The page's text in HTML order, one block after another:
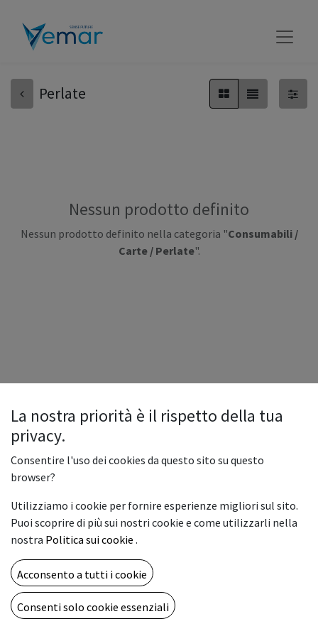
Perlate
Nessun prodotto definito
Nessun prodotto definito nella categoria "Consumabili /
Carte / Perlate".
Copyright © Vemar sas
La nostra priorità è il rispetto della tua
privacy.
Consentire l'uso dei cookies da questo sito su questo
browser?
Utilizziamo i cookie per fornire esperienze migliori sul sito.
Puoi scoprire di più sui nostri cookie e come utilizzarli nella
nostra Politica sui cookie .
Acconsento a tutti i cookie
Consenti solo cookie essenziali